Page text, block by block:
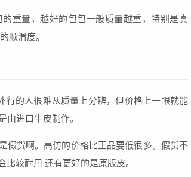
重量，越好的包包一般质量越重，特别是真
顺滑度。
行的人很难从质量上分辨，但价格上一眼就能
由进口牛皮制作。
假货啊。高仿的价格比正品要低很多。假货不
较耐用 还有更好的是原版皮。